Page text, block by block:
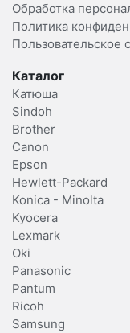
Обработка
Политика
Пользовательское
Каталог
Катюша
Sindoh
Brother
Canon
Epson
Hewlett-Packard
Konica - Minolta
Kyocera
Lexmark
Oki
Panasonic
Pantum
Ricoh
Samsung